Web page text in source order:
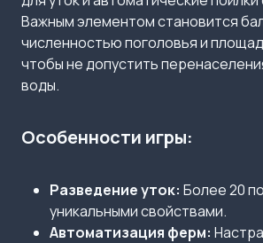
Важным элементом становится
численностью поголовья и
чтобы не допустить
воды.
Особенности игры:
Разведение уток: Более 20
уникальными свойствами.
Автоматизация ферм: